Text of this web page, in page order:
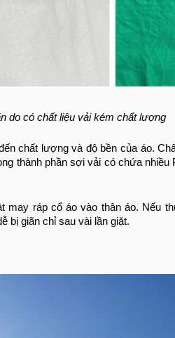
do có chất liệu vải kém chất lượng
chất lượng và độ bền của áo.
thành phần sợi vải có chứa nhiều
may ráp cổ áo vào thân áo. Nếu
bị giãn chỉ sau vài lần giặt.